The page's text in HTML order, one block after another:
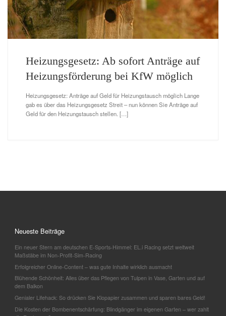
Heizungsgesetz: Ab sofort Anträge auf
Heizungsförderung bei KfW möglich
Heizungsgesetz: Anträge auf Geld für Heizungstausch möglich Lange
gab es über das Heizungsgesetz Streit – nun können Sie Anträge auf
Geld für den Heizungstausch stellen. […]
Neueste Beiträge
Ein neuer Stern am deutschen E-Sports-Himmel: EL.i Racing setzt weltweit
Maßstäbe im Non-Profit-Sim-Racing
Erfolgreicher Online-Content – was gute Inhalte wirklich ausmacht
Blühende Schönheit: Alles über das Pflegen von Tulpen in Vase, Garten und auf
dem Balkon
Genialer Lifehack: So drücken Sie Klopapier zusammen und sparen bares Geld!
Die Kosten der Bombenentschärfung: Blindgänger im eigenen Garten – wer zahlt